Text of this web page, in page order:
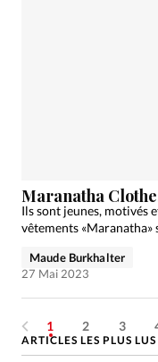
Maranatha
Ils sont jeunes, motivés
vêtements «Maranatha»
Maude Burkhalter
27 Mai 2023
1 2 3
ARTICLES LES PLUS LUS